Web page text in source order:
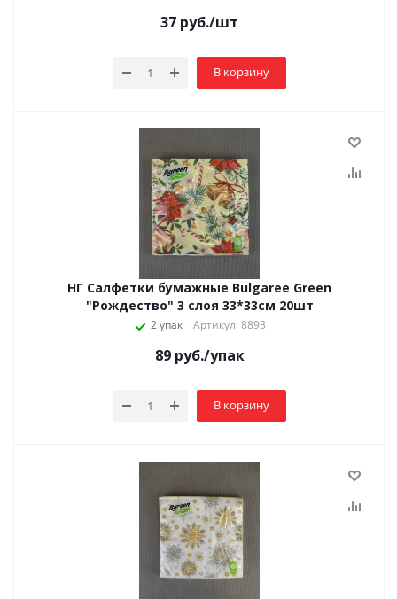
37 руб./шт
В корзину
НГ Салфетки бумажные Bulgaree Green
"Рождество" 3 слоя 33*33см 20шт
2 упак Артикул: 8893
89руб./упак
В корзину